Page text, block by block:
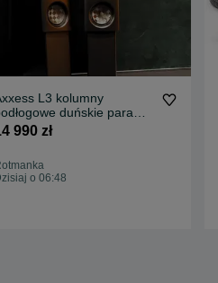
L3 kolumny
duńskie para
HIT nowa cena !
990 zł
o 06:48